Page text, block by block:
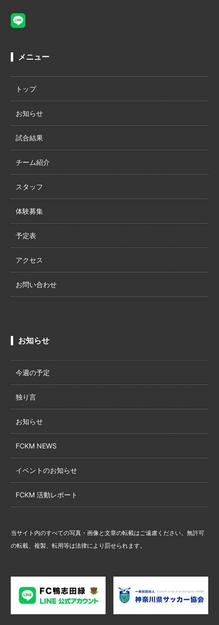
メニュー
トップ
お知らせ
試合結果
チーム紹介
スタッフ
体験募集
予定表
アクセス
お問い合わせ
お知らせ
今週の予定
独り言
お知らせ
FCKM NEWS
イベントのお知らせ
FCKM 活動レポート
当サイト内のすべての写真・画像と文章の転載はご遠慮ください。無許可
の転載、複製、転用等は法律により罰せられます。